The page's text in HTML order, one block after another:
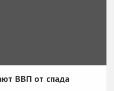
ВВП от спада